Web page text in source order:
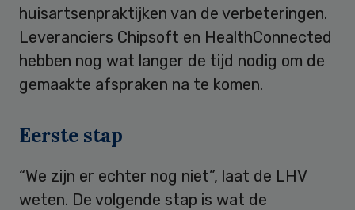
huisartsenpraktijken van de verbeteringen.
Leveranciers Chipsoft en HealthConnected
hebben nog wat langer de tijd nodig om de
gemaakte afspraken na te komen.
Eerste stap
“We zijn er echter nog niet”, laat de LHV
weten. De volgende stap is wat de